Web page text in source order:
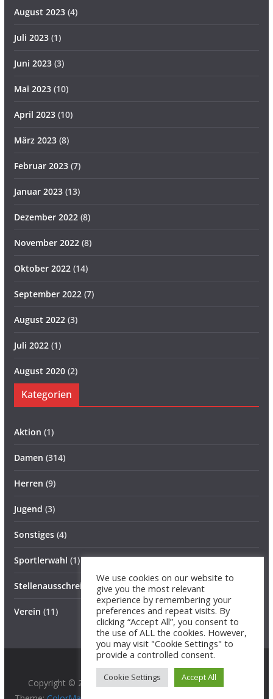
August 2023(4)
Juli 2023(1)
Juni 2023(3)
Mai 2023(10)
April 2023(10)
März 2023(8)
Februar 2023(7)
Januar 2023(13)
Dezember 2022(8)
November 2022(8)
Oktober 2022(14)
September 2022(7)
August 2022(3)
Juli 2022(1)
August 2020(2)
Kategorien
Aktion (1)
Damen (314)
Herren (9)
Jugend (3)
Sonstiges(4)
Sportlerwahl (1)
Stellenausschreibung(1)
Verein (11)
Copyright © 2026 BG 89 Hurricanes
. All rights reserved.
We use cookies on our website to
give you the most relevant
experience by remembering your
preferences and repeat visits. By
clicking “Accept All”, you consent to
the use of ALL the cookies. However,
you may visit "Cookie Settings" to
provide a controlled consent.
Cookie Settings Accept All